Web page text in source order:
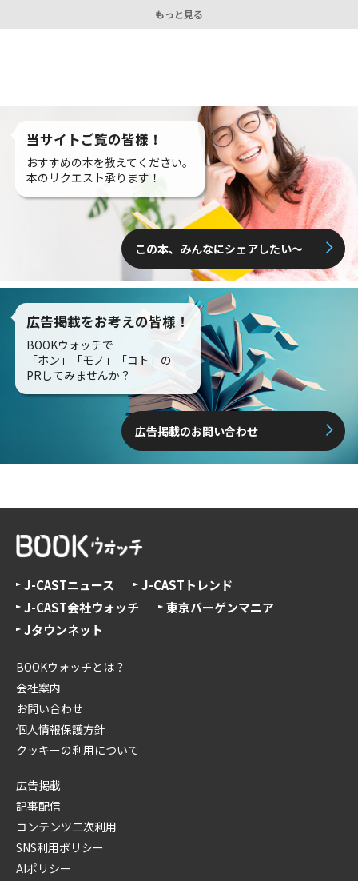
もっと見る
当サイトご覧の皆様！
おすすめの本を教えてください。
本のリクエスト承ります！
この本、みんなにシェアしたい〜
広告掲載をお考えの皆様！
BOOKウォッチで
「ホン」「モノ」「コト」の
PRしてみませんか？
広告掲載のお問い合わせ
J-CASTニュース
J-CASTトレンド
J-CAST会社ウォッチ
東京バーゲンマニア
Jタウンネット
BOOKウォッチとは？
会社案内
お問い合わせ
個人情報保護方針
クッキーの利用について
広告掲載
記事配信
コンテンツ二次利用
SNS利用ポリシー
AIポリシー